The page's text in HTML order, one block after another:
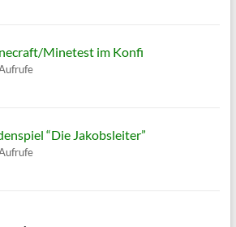
Minetest im Konfi
“Die Jakobsleiter”